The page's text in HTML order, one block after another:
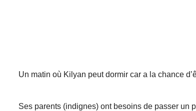
Un matin où Kilyan peut dormir car a la chance
Ses parents (indignes) ont besoins de passer un